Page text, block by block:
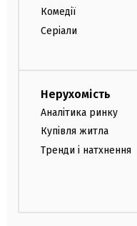
Комедії
Серіали
Нерухомість
Аналітика ринку
Купівля житла
Тренди і натхнення